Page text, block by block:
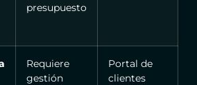
presupuesto
Requiere
gestión
Portal de
clientes